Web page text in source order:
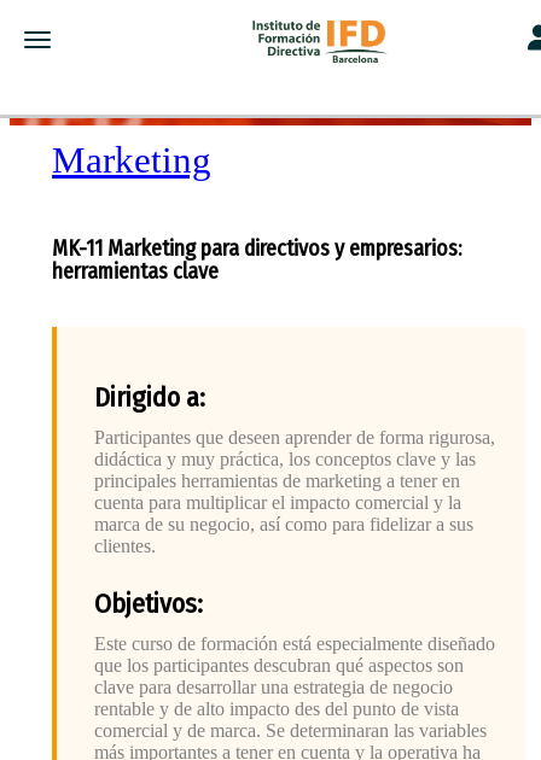
Toggle navigation
Marketing
MK-11 Marketing para directivos y empresarios:
herramientas clave
Dirigido a:
Participantes que deseen aprender de forma rigurosa,
didáctica y muy práctica, los conceptos clave y las
principales herramientas de marketing a tener en
cuenta para multiplicar el impacto comercial y la
marca de su negocio, así como para fidelizar a sus
clientes.
Objetivos:
Este curso de formación está especialmente diseñado
que los participantes descubran qué aspectos son
clave para desarrollar una estrategia de negocio
rentable y de alto impacto des del punto de vista
comercial y de marca. Se determinaran las variables
más importantes a tener en cuenta y la operativa ha